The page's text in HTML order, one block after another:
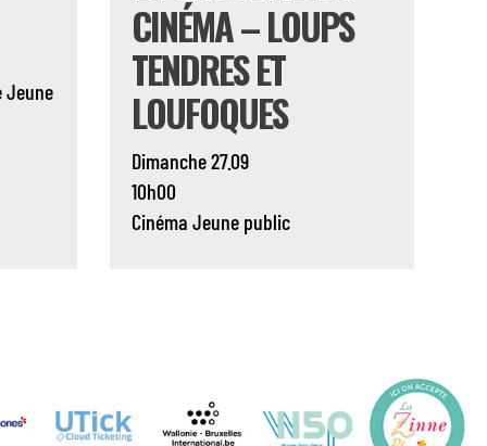
Jeune
CINÉMA – LOUPS
TENDRES ET
LOUFOQUES
Dimanche 27.09
10h00
Cinéma Jeune public